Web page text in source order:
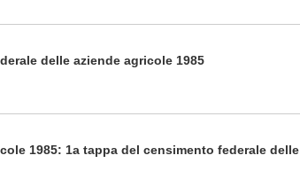
delle aziende agricole 1985
1985: 1a tappa del censimento federale delle